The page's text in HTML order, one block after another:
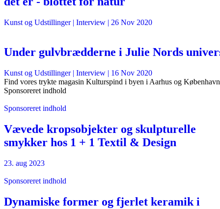
Kunst og Udstillinger| Interview | 26 Nov 2020
Under gulvbrædderne i Julie Nords
Kunst og Udstillinger| Interview | 16 Nov 2020
Find vores trykte magasin Kulturspind i byen i Aarhus og København
Sponsoreret indhold
Sponsoreret indhold
Vævede kropsobjekter og skulpturelle
smykker hos 1 + 1 Textil & Design
23. aug 2023
Sponsoreret indhold
Dynamiske former og fjerlet keramik i